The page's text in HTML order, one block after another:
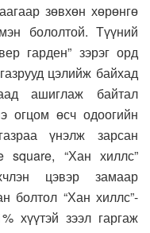
зөвхөн хөрөнгө
бололтой. Түүний
гарден” зэрэг орд
цэлийж байхад
ашиглаж байтал
огцом өсч одоогийн
үнэлж зарсан
square, “Хан хиллс”
цэвэр замаар
болтол “Хан хиллс”-
хүүтэй зээл гаргаж